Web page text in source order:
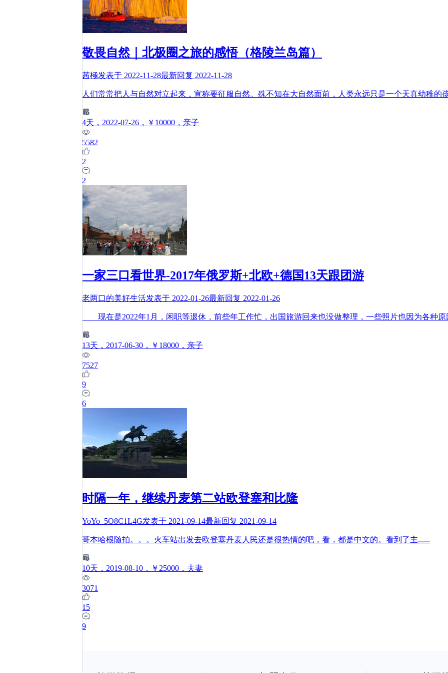
敬畏自然｜北极圈之旅的感悟（格陵兰岛篇）
茜極发表于 2022-11-28最新回复 2022-11-28
人们常常把人与自然对立起来，宣称要征服自然。殊不知在大自然面前，人类永远只是一个天真幼稚的
4天 ，2022-07-26 ，￥10000 ，亲子
5582
2
2
一家三口看世界-2017年俄罗斯+北欧+德国13天跟团游
老两口的美好生活发表于 2022-01-26最新回复 2022-01-26
现在是2022年1月，闲职等退休，前些年工作忙，出国旅游回来也没做整理，一些照片也因为各种原
13天 ，2017-06-30 ，￥18000 ，亲子
7527
9
6
时隔一年，继续丹麦第二站欧登塞和比隆
YoYo_5O8C1L4G发表于 2021-09-14最新回复 2021-09-14
哥本哈根随拍。。。火车站出发去欧登塞丹麦人民还是很热情的吧，看，都是中文的。看到了主......
10天 ，2019-08-10 ，￥25000 ，夫妻
3071
15
9